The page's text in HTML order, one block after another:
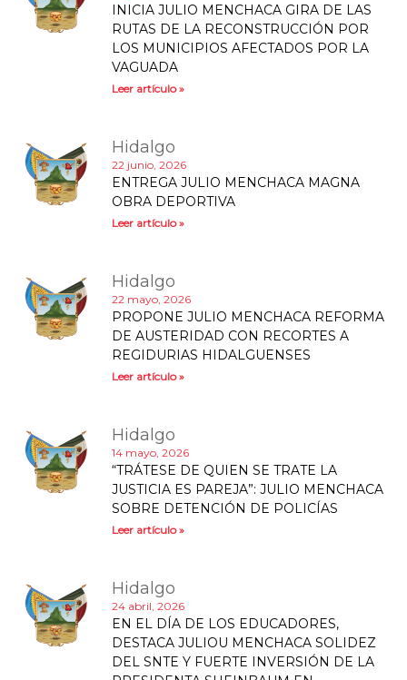
INICIA JULIO MENCHACA GIRA DE LAS
RUTAS DE LA RECONSTRUCCIÓN POR
LOS MUNICIPIOS AFECTADOS POR LA
VAGUADA
Leer artículo »
Hidalgo
22 junio, 2026
ENTREGA JULIO MENCHACA MAGNA
OBRA DEPORTIVA
Leer artículo »
Hidalgo
22 mayo, 2026
PROPONE JULIO MENCHACA REFORMA
DE AUSTERIDAD CON RECORTES A
REGIDURIAS HIDALGUENSES
Leer artículo »
Hidalgo
14 mayo, 2026
“TRÁTESE DE QUIEN SE TRATE LA
JUSTICIA ES PAREJA”: JULIO MENCHACA
SOBRE DETENCIÓN DE POLICÍAS
Leer artículo »
Hidalgo
24 abril, 2026
EN EL DÍA DE LOS EDUCADORES,
DESTACA JULIOU MENCHACA SOLIDEZ
DEL SNTE Y FUERTE INVERSIÓN DE LA